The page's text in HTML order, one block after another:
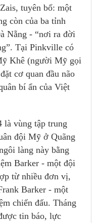
tuyên bố: một
còn của ba tỉnh
Nẵng - “nơi ra đời
Tại Pinkville có
Khê (người Mỹ gọi
cơ quan đầu não
bí ẩn của Việt
vùng tập trung
đội Mỹ ở Quãng
làng này bằng
Barker - một đội
từ nhiều đơn vị,
Barker - một
chiến đấu. Tháng
tin báo, lực